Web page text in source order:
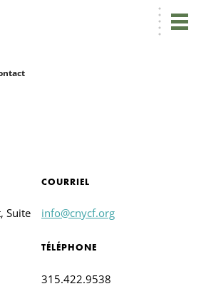
Suite
COURRIEL
info@cnycf.org
TÉLÉPHONE
315.422.9538